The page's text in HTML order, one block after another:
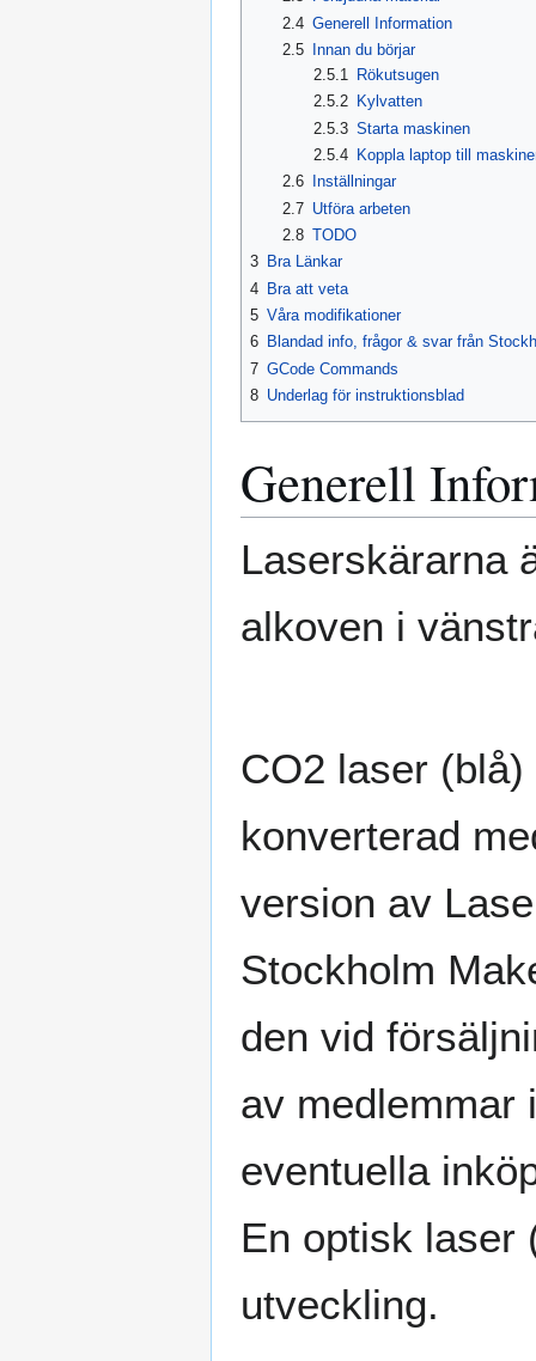
2.4 Generell Information
2.5
Innan du börjar
2.5.1
Rökutsugen
2.5.2 Kylvatten
2.5.3 Starta maskinen
2.5.4 Koppla laptop till
2.6
Inställningar
2.7 Utföra arbeten
2.8 TODO
3 Bra Länkar
4 Bra att veta
5 Våra modifikationer
6 Blandad info, frågor & svar från
7 GCode Commands
8 Underlag för instruktionsblad
Generell
Laserskärarna
alkoven i
CO2 laser
konverterad
version av
Stockholm
den vid
av medlemmar
eventuella
En optisk laser
utveckling.